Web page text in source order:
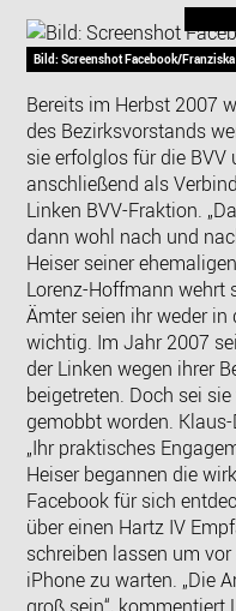
Bild: Screenshot Facebook/
Bereits im Herbst 2007
des Bezirksvorstands
sie erfolglos für die BVV
anschließend als
Linken BVV-Fraktion.
dann wohl nach und
Heiser seiner
Lorenz-Hoffmann wehrt
Ämter seien ihr weder in
wichtig. Im Jahr 2007
der Linken wegen ihrer
beigetreten. Doch sei
gemobbt worden.
„Ihr praktisches
Heiser begannen die
Facebook für sich
über einen Hartz IV
schreiben lassen um
iPhone zu warten. „Die